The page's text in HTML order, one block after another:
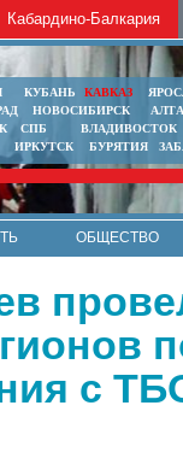
Кабардино-Балкария
КУБАНЬ КАВКАЗ
НОВОСИБИРСК
СПБ
ВЛАДИВОСТОК
ИРКУТСК БУРЯТИЯ
ОБЩЕСТВО
с